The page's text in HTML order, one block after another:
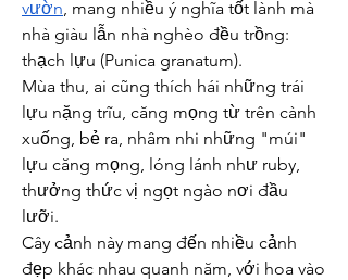
vườn, mang nhiều ý nghĩa tốt lành mà
nhà giàu lẫn nhà nghèo đều trồng:
thạch lựu (Punica granatum).
Mùa thu, ai cũng thích hái những trái
lựu nặng trĩu, căng mọng từ trên cành
xuống, bẻ ra, nhâm nhi những "múi"
lựu căng mọng, lóng lánh như ruby,
thưởng thức vị ngọt ngào nơi đầu
lưỡi.
Cây cảnh này mang đến nhiều cảnh
đẹp khác nhau quanh năm, với hoa vào